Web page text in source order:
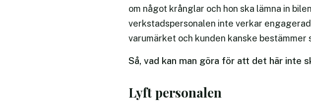
om något krånglar och hon ska lämna in
verkstadspersonalen inte verkar
varumärket och kunden kanske
Så, vad kan man göra för att det här inte
Lyft personalen